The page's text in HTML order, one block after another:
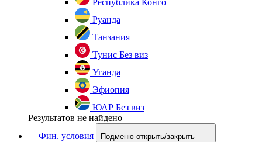
Республика Конго
Руанда
Танзания
Тунис Без виз
Уганда
Эфиопия
ЮАР Без виз
Результатов не найдено
Фин. условия
Подменю открыть/закрыть